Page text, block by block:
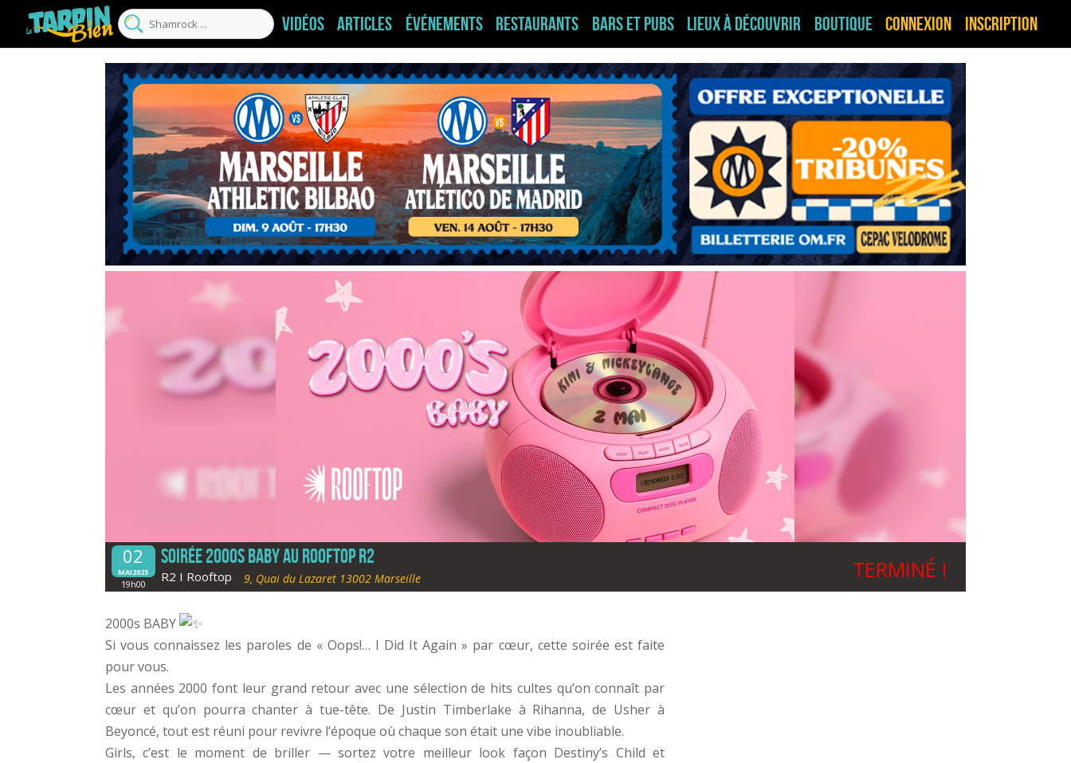
Vidéos Articles Événements Restaurants Bars et pubs Lieux à découvrir Boutique Connexion Inscription
02
MAI2025
19h00
Soirée 2000s Baby au ROOFTOP R2 TERMINÉ !
R2 I Rooftop 9, Quai du Lazaret 13002 Marseille
2000s BABY
Si vous connaissez les paroles de « Oops!… I Did It Again » par cœur, cette soirée est faite
pour vous.
Les années 2000 font leur grand retour avec une sélection de hits cultes qu’on connaît par
cœur et qu’on pourra chanter à tue-tête. De Justin Timberlake à Rihanna, de Usher à
Beyoncé, tout est réuni pour revivre l’époque où chaque son était une vibe inoubliable.
Girls, c’est le moment de briller — sortez votre meilleur look façon Destiny’s Child et